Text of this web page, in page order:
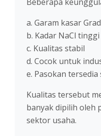
a. Garam kasar
b. Kadar NaCl tinggi
c. Kualitas stabil
d. Cocok untuk
e. Pasokan
Kualitas tersebut
banyak dipilih oleh
sektor usaha.